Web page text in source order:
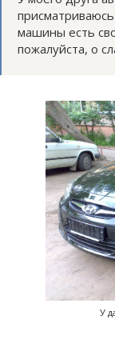
машины есть
пожалуйста, о
У